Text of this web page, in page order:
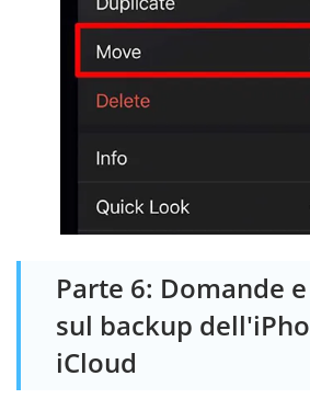
Parte 6: Domande
sul backup
iCloud